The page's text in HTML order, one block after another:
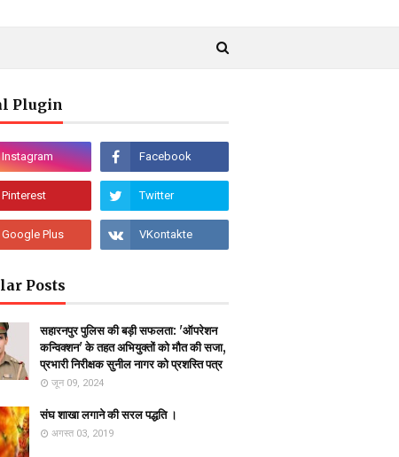
Plugin
Posts
सहारनपुर पुलिस की बड़ी सफलता: 'ऑपरेशन
कन्विक्शन' के तहत अभियुक्तों को मौत की सजा,
प्रभारी निरीक्षक सुनील नागर को प्रशस्ति पत्र
जून 09, 2024
संघ शाखा लगाने की सरल पद्धति ।
अगस्त 03, 2019